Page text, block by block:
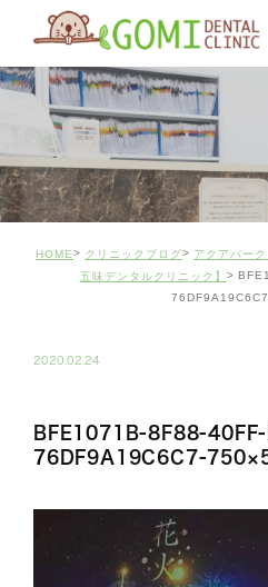
HOME クリニックブログ
アクアパ
五味デンタルクリニック】
2020.02.24
BFE1071B-8F88-40FF-
76DF9A19C6C7-